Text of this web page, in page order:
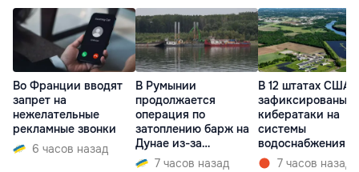
Во Франции вводят
запрет на
нежелательные
рекламные звонки
6 часов назад
В Румынии
продолжается
операция по
затоплению барж на
Дунае из-за
ситуации на АЭС
7 часов назад
В 12 штатах США
зафиксированы
кибератаки на
системы
водоснабжения
7 часов назад